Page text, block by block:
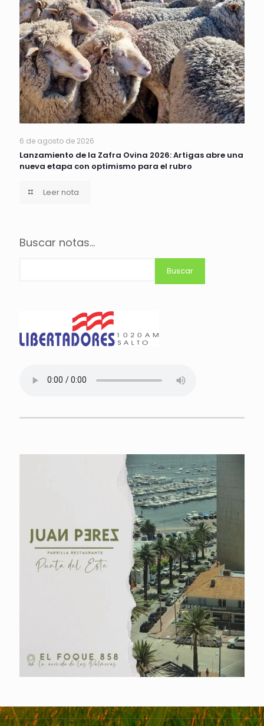
6 de agosto de 2026
Lanzamiento de la Zafra Ovina 2026: Artigas abre una
nueva etapa con optimismo para el rubro
Leer nota
Buscar notas...
Buscar